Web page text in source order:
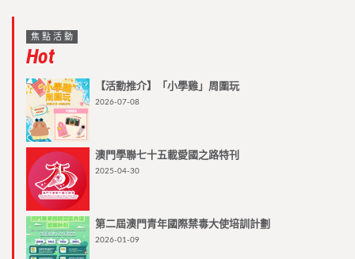
焦點活動
Hot
【活動推介】「小學雞」周圍玩
2026-07-08
澳門學聯七十五載愛國之路特刊
2025-04-30
第二屆澳門青年國際禁毒大使培訓計劃
2026-01-09